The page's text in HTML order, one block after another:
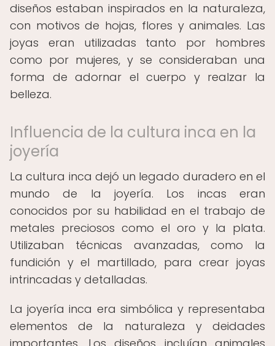
diseños estaban inspirados en la naturaleza,
con motivos de hojas, flores y animales. Las
joyas eran utilizadas tanto por hombres
como por mujeres, y se consideraban una
forma de adornar el cuerpo y realzar la
belleza.
Influencia de la cultura inca en la
joyería
La cultura inca dejó un legado duradero en el
mundo de la joyería. Los incas eran
conocidos por su habilidad en el trabajo de
metales preciosos como el oro y la plata.
Utilizaban técnicas avanzadas, como la
fundición y el martillado, para crear joyas
intrincadas y detalladas.
La joyería inca era simbólica y representaba
elementos de la naturaleza y deidades